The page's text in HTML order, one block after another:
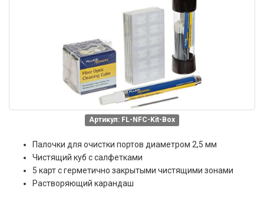
Артикул: FL-NFC-Kit-Box
Палочки для очистки портов диаметром 2,5 мм
Чистящий куб с салфетками
5 карт с герметично закрытыми чистящими зонами
Растворяющий карандаш